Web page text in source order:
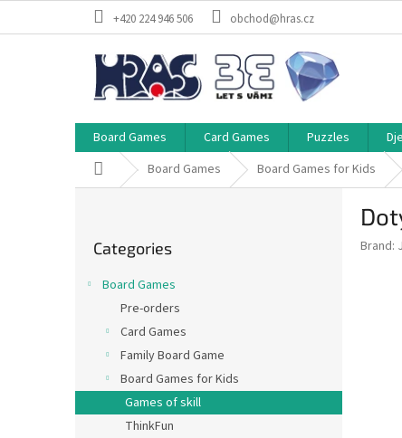
+420 224 946 506 obchod@hras.cz
Board Games Card Games Puzzles
Home Board Games Board Games for Kids
categories
Categories
Board Games
Pre-orders
Card Games
Family Board Game
Board Games for Kids
Games of skill
ThinkFun
Brand: